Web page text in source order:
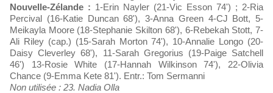
Nouvelle-Zélande : 1-Erin Nayler (21-Vic Esson 74') ; 2-Ria
Percival (16-Katie Duncan 68'), 3-Anna Green 4-CJ Bott, 5-
Meikayla Moore (18-Stephanie Skilton 68'), 6-Rebekah Stott, 7-
Ali Riley (cap.) (15-Sarah Morton 74'), 10-Annalie Longo (20-
Daisy Cleverley 68'), 11-Sarah Gregorius (19-Paige Satchell
46') 13-Rosie White (17-Hannah Wilkinson 74'), 22-Olivia
Chance (9-Emma Kete 81'). Entr.: Tom Sermanni
Non utilisée : 23. Nadia Olla